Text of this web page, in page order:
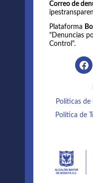
Correo de
Plataforma
"Denuncias
Control".
Políticas de
Política de